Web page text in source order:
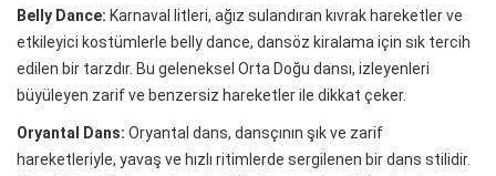
Belly Dance: Karnaval litleri, ağız sulandıran kıvrak hareketler ve
etkileyici kostümlerle belly dance, dansöz kiralama için sık tercih
edilen bir tarzdır. Bu geleneksel Orta Doğu dansı, izleyenleri
büyüleyen zarif ve benzersiz hareketler ile dikkat çeker.
Oryantal Dans: Oryantal dans, dansçının şık ve zarif
hareketleriyle, yavaş ve hızlı ritimlerde sergilenen bir dans stilidir.